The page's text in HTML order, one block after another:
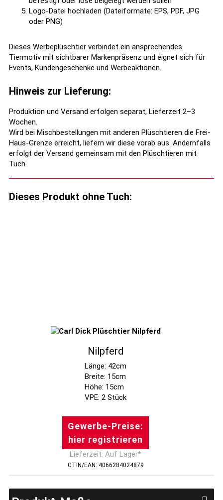
Logo-Datei hochladen (Dateiformate: EPS, PDF, JPG
oder PNG)
Dieses Werbeplüschtier verbindet ein ansprechendes
Tiermotiv mit sichtbarer Markenpräsenz und eignet sich für
Events, Kundengeschenke und Werbeaktionen.
Hinweis zur Lieferung:
Produktion und Versand erfolgen separat, Lieferzeit 2–3
Wochen.
Wird bei Mischbestellungen mit anderen Plüschtieren die Frei-
Haus-Grenze erreicht, liefern wir diese vorab aus. Andernfalls
erfolgt der Versand gemeinsam mit den Plüschtieren mit
Tuch.
Dieses Produkt ohne Tuch:
Nilpferd
Länge: 42cm
Breite: 15cm
Höhe: 15cm
Gewerbe-Preise:
hier registrieren
Lieferzeit: Auf Lager*
GTIN/EAN: 4066284024879